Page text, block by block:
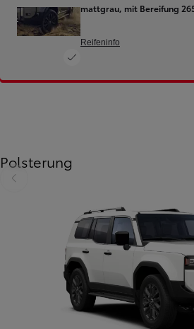
mattgrau, mit Bereifung
Reifeninfo
Polsterung
Zurück